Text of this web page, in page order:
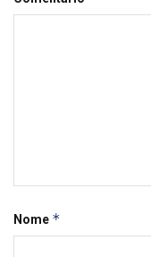
Nome *